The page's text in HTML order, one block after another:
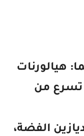
هيالورنات
تسرع من
الفضة،